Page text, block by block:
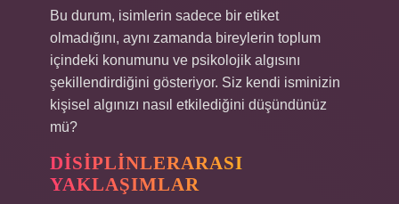
Bu durum, isimlerin sadece bir etiket
olmadığını, aynı zamanda bireylerin toplum
içindeki konumunu ve psikolojik algısını
şekillendirdiğini gösteriyor. Siz kendi isminizin
kişisel algınızı nasıl etkilediğini düşündünüz
mü?
DISIPLINLERARASI
YAKLAŞIMLAR